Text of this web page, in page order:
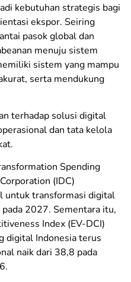
kebutuhan strategis bagi
ekspor. Seiring
pasok global dan
menuju sistem
sistem yang mampu
serta mendukung
terhadap solusi digital
dan tata kelola
Spending
(IDC)
untuk transformasi digital
2027. Sementara itu,
Index (EV-DCI)
digital Indonesia terus
naik dari 38,8 pada